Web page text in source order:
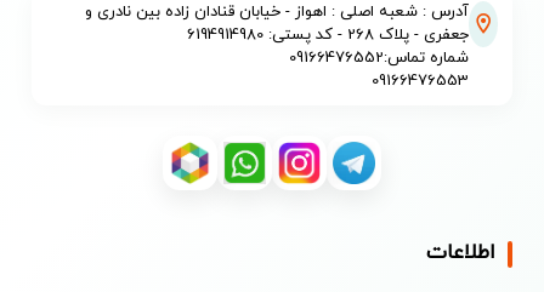
آدرس : شعبه اصلی : اهواز - خیابان قنادان زاده بین نادری و
جعفری - پلاک 268 - کد پستی: 6194914980
شماره تماس:09166476552
09166476553
اطلاعات